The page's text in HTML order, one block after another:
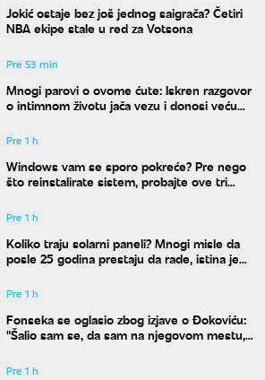
Jokić ostaje bez još jednog saigrača? Četiri
NBA ekipe stale u red za Votsona
Pre 53 min
Mnogi parovi o ovome ćute: Iskren razgovor
o intimnom životu jača vezu i donosi veću
Pre 1 h
Windows vam se sporo pokreće? Pre nego
što reinstalirate sistem, probajte ove tri
Pre 1 h
Koliko traju solarni paneli? Mnogi misle da
posle 25 godina prestaju da rade, istina je
Pre 1 h
Fonseka se oglasio zbog izjave o Đokoviću:
"Šalio sam se, da sam na njegovom mestu,
Pre 1 h